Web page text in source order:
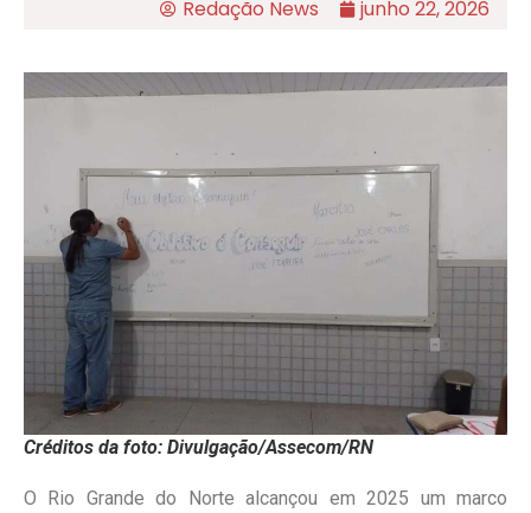
Redação News junho 22, 2026
Créditos da foto: Divulgação/Assecom/RN
O Rio Grande do Norte alcançou em 2025 um marco